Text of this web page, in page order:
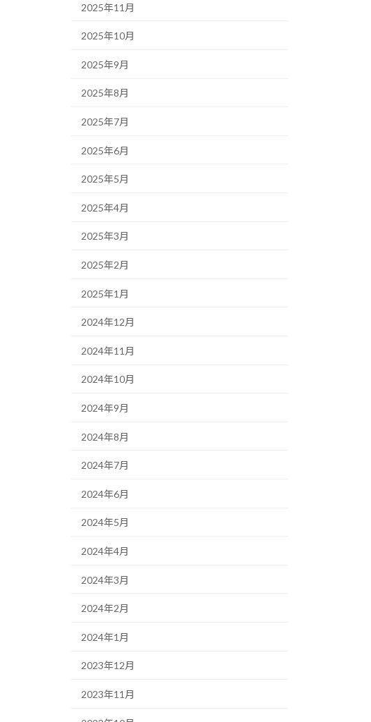
2025年11月
2025年10月
2025年9月
2025年8月
2025年7月
2025年6月
2025年5月
2025年4月
2025年3月
2025年2月
2025年1月
2024年12月
2024年11月
2024年10月
2024年9月
2024年8月
2024年7月
2024年6月
2024年5月
2024年4月
2024年3月
2024年2月
2024年1月
2023年12月
2023年11月